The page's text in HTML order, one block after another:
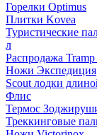
Горелки Optimus
Плитки Kovea
Туристические
л
Распродажа
Ножи Экспедиция
Scout лодки
Флис
Термос
Треккинговые